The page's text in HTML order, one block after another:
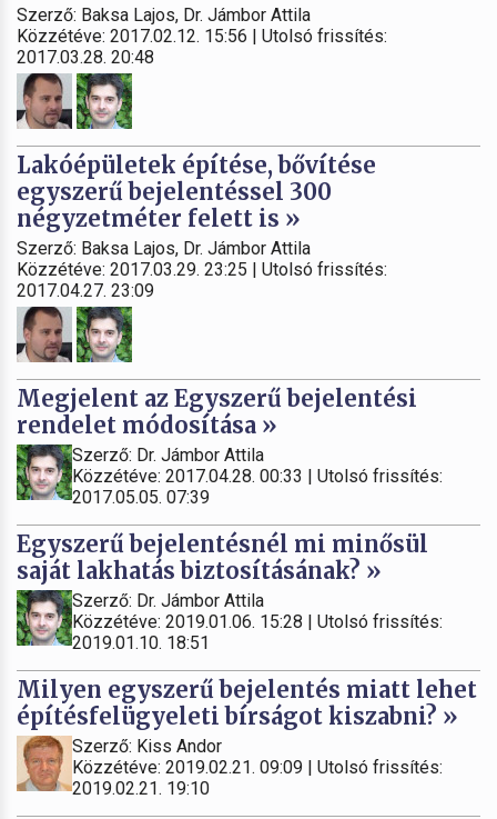
Szerző: Baksa Lajos, Dr. Jámbor Attila
Közzétéve: 2017.02.12. 15:56 | Utolsó frissítés:
2017.03.28. 20:48
Lakóépületek építése, bővítése
egyszerű bejelentéssel 300
négyzetméter felett is »
Szerző: Baksa Lajos, Dr. Jámbor Attila
Közzétéve: 2017.03.29. 23:25 | Utolsó frissítés:
2017.04.27. 23:09
Megjelent az Egyszerű bejelentési
rendelet módosítása »
Szerző: Dr. Jámbor Attila
Közzétéve: 2017.04.28. 00:33 | Utolsó frissítés:
2017.05.05. 07:39
Egyszerű bejelentésnél mi minősül
saját lakhatás biztosításának? »
Szerző: Dr. Jámbor Attila
Közzétéve: 2019.01.06. 15:28 | Utolsó frissítés:
2019.01.10. 18:51
Milyen egyszerű bejelentés miatt lehet
építésfelügyeleti bírságot kiszabni? »
Szerző: Kiss Andor
Közzétéve: 2019.02.21. 09:09 | Utolsó frissítés:
2019.02.21. 19:10